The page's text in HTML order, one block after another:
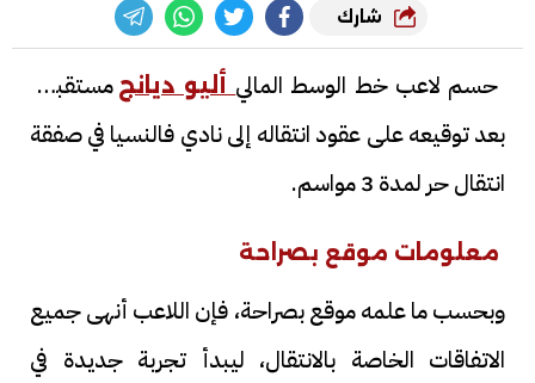
شارك
حسم لاعب خط الوسط المالي أليو ديانج مستقبله،
بعد توقيعه على عقود انتقاله إلى نادي فالنسيا في صفقة
انتقال حر لمدة 3 مواسم.
معلومات موقع بصراحة
وبحسب ما علمه موقع بصراحة، فإن اللاعب أنهى جميع
الاتفاقات الخاصة بالانتقال، ليبدأ تجربة جديدة في